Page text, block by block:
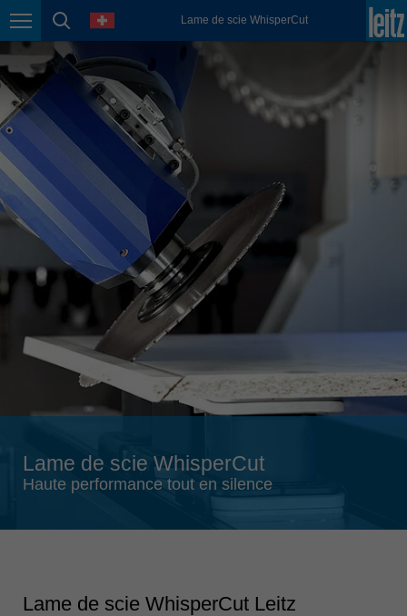
Page navigation
page search
language Lame de scie WhisperCut
México
español
Nederland
nederlands
Österreich
deutsch
Polska
polski
Portugal
português
România
Română
Schweiz
deutsch français
Slovenija
Suomi
english
Lame de scie WhisperCut
Haute performance tout en silence
Lame de scie WhisperCut Leitz